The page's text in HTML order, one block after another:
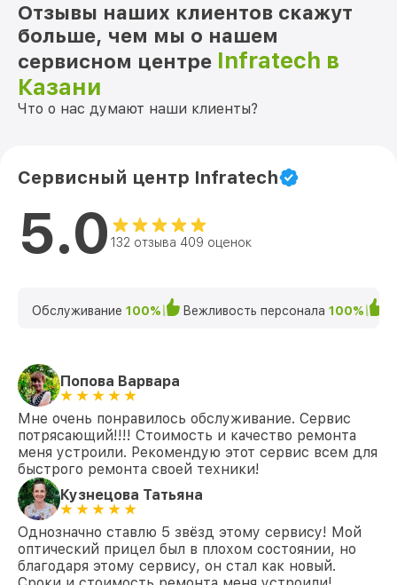
Отзывы наших клиентов скажут
больше, чем мы о нашем
сервисном центре Infratech в
Казани
Что о нас думают наши клиенты?
Сервисный центр Infratech
5.0 132 отзыва 409 оценок
Обслуживание 100% Вежливость персонала 100%
Попова Варвара
Мне очень понравилось обслуживание. Сервис
потрясающий!!!! Стоимость и качество ремонта
меня устроили. Рекомендую этот сервис всем для
быстрого ремонта своей техники!
Кузнецова Татьяна
Однозначно ставлю 5 звёзд этому сервису! Мой
оптический прицел был в плохом состоянии, но
благодаря этому сервису, он стал как новый.